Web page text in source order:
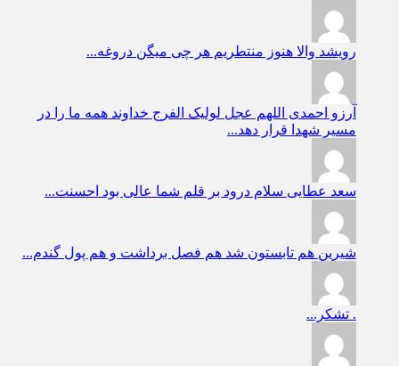
رویشد والا هنوز منتطریم هر چی میگن دروغه...
آرزو احمدی اللهم عجل لولیک الفرج خداوند همه ما را در
مسیر شهدا قرار دهد...
سعد عطایی سلام درود بر قلم شما عالی بود احسنت...
شیرین هم تابستون شد هم فصل برداشت و هم پول گندم...
. تشکر...